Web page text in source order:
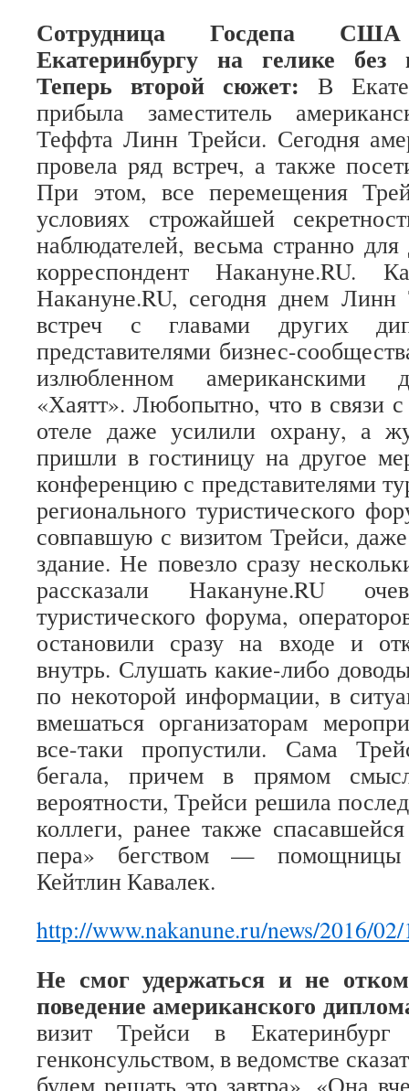
Сотрудница Госдепа
Екатеринбургу на гелике без
Теперь второй сюжет: В
прибыла заместитель
Теффта Линн Трейси. Сегодня
провела ряд встреч, а также
При этом, все перемещения
условиях строжайшей
наблюдателей, весьма странно для
корреспондент Накануне.RU.
Накануне.RU, сегодня днем Линн
встреч с главами других
представителями бизнес-
излюбленном американскими
«Хаятт». Любопытно, что в связи
отеле даже усилили охрану, а
пришли в гостиницу на другое
конференцию с представителями
регионального туристического
совпавшую с визитом Трейси,
здание. Не повезло сразу
рассказали Накануне.RU
туристического форума,
остановили сразу на входе и
внутрь. Слушать какие-либо
по некоторой информации, в
вмешаться организаторам
все-таки пропустили. Сама
бегала, причем в прямом
вероятности, Трейси решила
коллеги, ранее также
пера» бегством —
Кейтлин Кавалек.
http://www.nakanune.ru/news/2016/
Не смог удержаться и не
поведение американского
визит Трейси в Екатеринбург
генконсульством, в ведомстве
будем решать это завтра». «Она